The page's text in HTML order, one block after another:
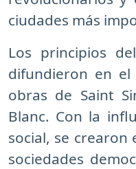
ciudades más
Los principios
difundieron en
obras de Saint
Blanc. Con la
social, se crearon
sociedades